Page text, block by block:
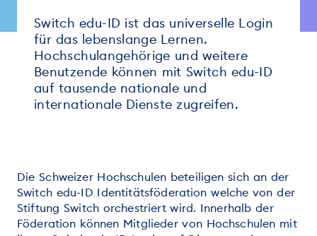
Switch edu-ID ist das universelle Login
für das lebenslange Lernen.
Hochschulangehörige und weitere
Benutzende können mit Switch edu-ID
auf tausende nationale und
internationale Dienste zugreifen.
Die Schweizer Hochschulen beteiligen sich an der
Switch edu-ID Identitätsföderation welche von der
Stiftung Switch orchestriert wird. Innerhalb der
Föderation können Mitglieder von Hochschulen mit